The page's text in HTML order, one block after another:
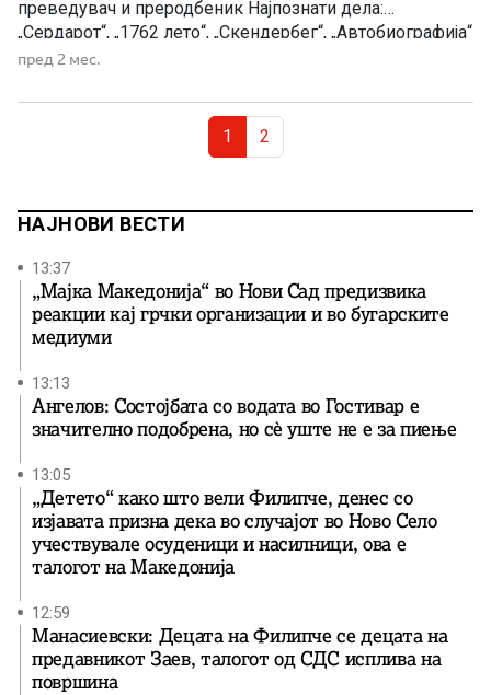
преведувач и преродбеник Најпознати дела:
„Сердарот“, „1762 лето“, „Скендербег“, „Автобиографија“
Признание: „Вториот Хомер“ по победата на поетскиот
најголемите имиња во македонската културна и
книжевна историја, невозможно е да се заобиколи […]
пред 2 мес.
Current Page
1 Page
2
НАЈНОВИ ВЕСТИ
13:37
„Мајка Македонија“ во Нови Сад предизвика
реакции кај грчки организации и во бугарските
медиуми
13:13
Ангелов: Состојбата со водата во Гостивар е
значително подобрена, но сè уште не е за пиење
13:05
„Детето“ како што вели Филипче, денес со
изјавата призна дека во случајот во Ново Село
учествувале осуденици и насилници, ова е
талогот на Македонија
12:59
Манасиевски: Децата на Филипче се децата на
предавникот Заев, талогот од СДС исплива на
површина